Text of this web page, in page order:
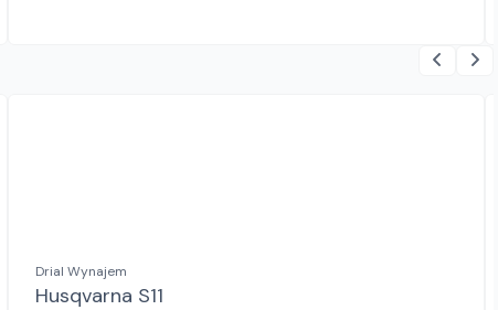
Drial Wynajem
Husqvarna S11